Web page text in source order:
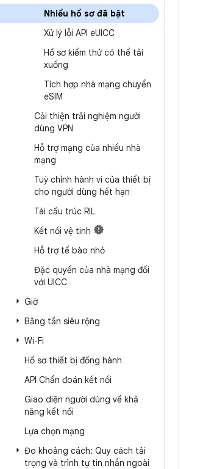
Nhiều hồ sơ đã bật
Xử lý lỗi API eUICC
Hồ sơ kiểm thử có thể tải
xuống
Tích hợp nhà mạng chuyển
eSIM
Cải thiện trải nghiệm người
dùng VPN
Hỗ trợ mạng của nhiều nhà
mạng
Tuỳ chỉnh hành vi của thiết bị
cho người dùng hết hạn
Tái cấu trúc RIL
Kết nối vệ tinh
Hỗ trợ tế bào nhỏ
Đặc quyền của nhà mạng đối
với UICC
Giờ
Băng tần siêu rộng
Wi-Fi
Hồ sơ thiết bị đồng hành
API Chẩn đoán kết nối
Giao diện người dùng về khả
năng kết nối
Lựa chọn mạng
Đo khoảng cách: Quy cách tải
trọng và trình tự tin nhắn ngoài